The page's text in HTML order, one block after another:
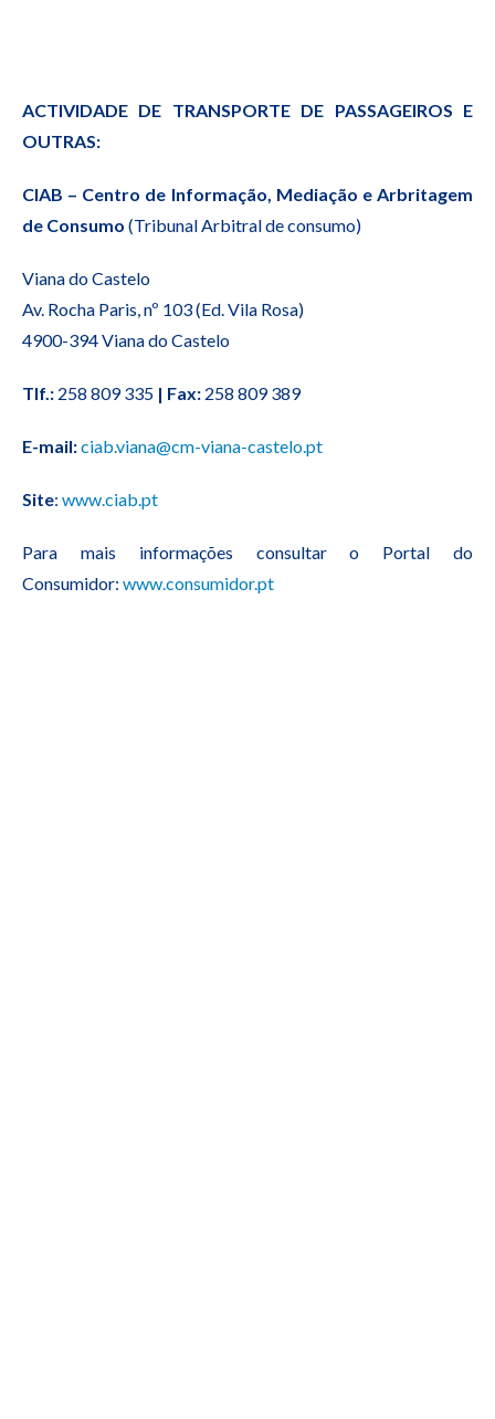
ACTIVIDADE DE TRANSPORTE DE PASSAGEIROS E
OUTRAS:
CIAB – Centro de Informação, Mediação e Arbritagem
de Consumo (Tribunal Arbitral de consumo)
Viana do Castelo
Av. Rocha Paris, nº 103 (Ed. Vila Rosa)
4900-394 Viana do Castelo
Tlf.: 258 809 335 | Fax: 258 809 389
E-mail:ciab.viana@cm-viana-castelo.pt
Site: www.ciab.pt
Para mais informações consultar o Portal do
Consumidor: www.consumidor.pt